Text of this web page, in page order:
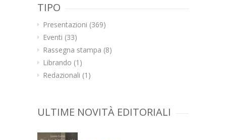
TIPO
Presentazioni (369)
Eventi (33)
Rassegna stampa (8)
Librando (1)
Redazionali (1)
ULTIME NOVITÀ EDITORIALI